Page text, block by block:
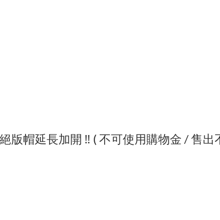
版帽延長加開 ‼️ ( 不可使用購物金 / 售出